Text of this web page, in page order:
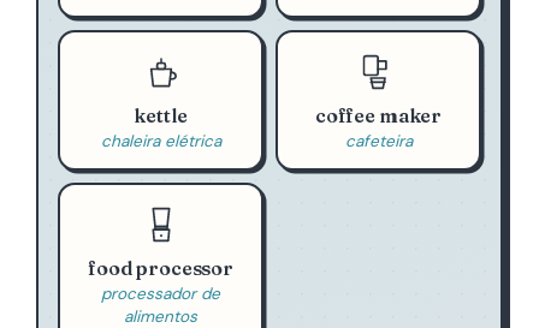
kettle
chaleira elétrica
coffee maker
cafeteira
food processor
processador de
alimentos